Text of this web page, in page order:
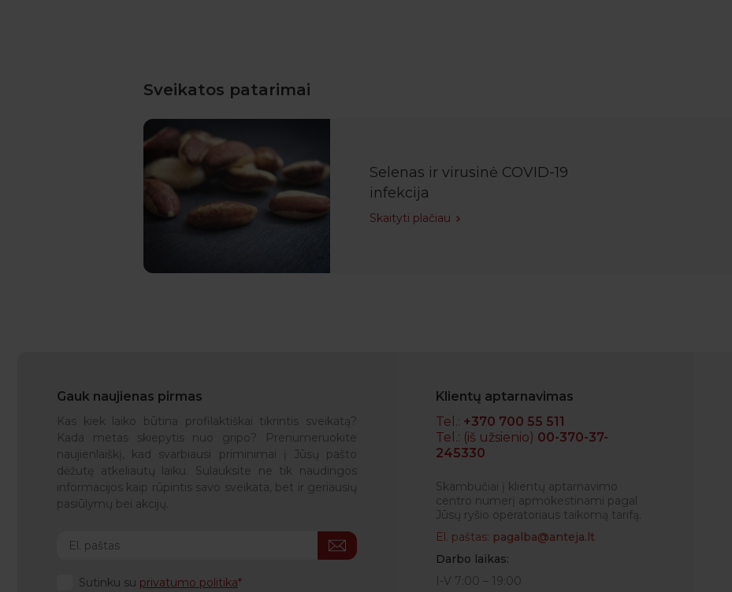
Sveikatos patarimai
Selenas ir virusinė COVID-19
infekcija
Skaityti plačiau
Gauk naujienas pirmas
Kas kiek laiko būtina profilaktiškai tikrintis sveikatą?
Kada metas skiepytis nuo gripo? Prenumeruokite
naujienlaiškį, kad svarbiausi priminimai į Jūsų pašto
dėžutę atkeliautų laiku. Sulauksite ne tik naudingos
informacijos kaip rūpintis savo sveikata, bet ir geriausių
pasiūlymų bei akcijų.
Sutinku su privatumo politika
Klientų aptarnavimas
Tel.: +370 700 55 511
Tel.: (iš užsienio) 00-370-37-
245330
Skambučiai į klientų aptarnavimo
centro numerį apmokestinami pagal
Jūsų ryšio operatoriaus taikomą tarifą.
El. paštas: pagalba@anteja.lt
Darbo laikas:
I-V 7:00 – 19:00
IGLĖ